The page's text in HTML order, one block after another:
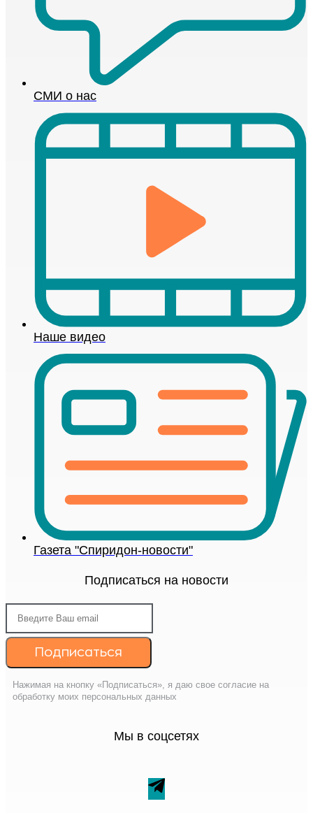
СМИ о нас
Наше видео
Газета "Спиридон-новости"
Подписаться на новости
Подписаться
Нажимая на кнопку «Подписаться», я даю свое согласие на
обработку моих персональных данных
Мы в соцсетях